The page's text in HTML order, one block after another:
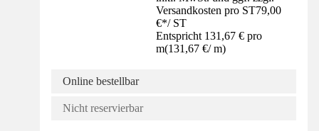
Versandkosten pro ST79,00
€*/ ST
Entspricht 131,67 € pro
m(131,67 €/ m)
Online bestellbar
Nicht reservierbar